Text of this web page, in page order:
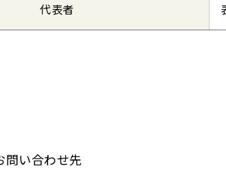
代表者
問い合わせ先